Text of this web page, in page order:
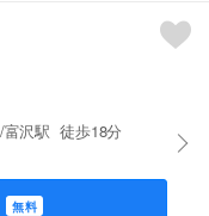
沢駅 徒歩18分
無料